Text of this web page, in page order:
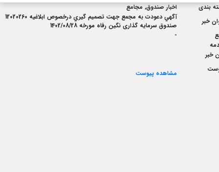
بندی
اخبار صندوق, مجامع
خبر
آگهي دعودت به مجمع جهت تصميم گيري درخصوص ابلاغيه 12020260
صندوق سرمایه گذاری نگین رفاه مورخه 1402/08/28
-
خبر
مشاهده پیوست